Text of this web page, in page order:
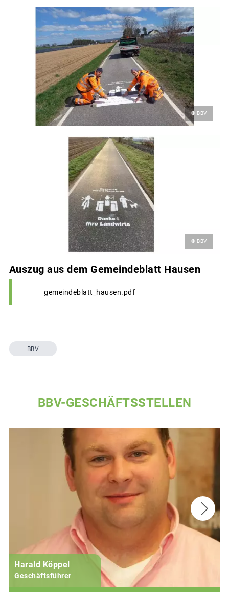
© BBV
© BBV
Auszug aus dem Gemeindeblatt Hausen
gemeindeblatt_hausen.pdf
BBV
BBV-GESCHÄFTSSTELLEN
Harald Köppel
Geschäftsführer